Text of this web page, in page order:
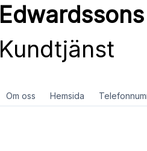
Kundtjänst
Om oss Hemsida